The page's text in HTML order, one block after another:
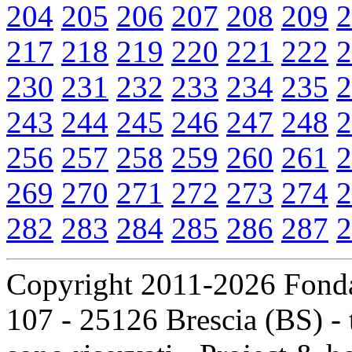
204 205 206 207 208 209
217 218 219 220 221 222
230 231 232 233 234 235
243 244 245 246 247 248
256 257 258 259 260 261
269 270 271 272 273 274
282 283 284 285 286 287
Copyright 2011-2026
107 - 25126 Brescia (BS)